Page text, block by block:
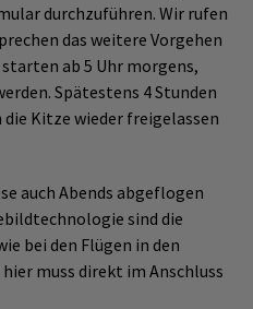
durchzuführen. Wir rufen
das weitere Vorgehen
ab 5 Uhr morgens,
Spätestens 4 Stunden
Kitze wieder freigelassen
auch Abends abgeflogen
sind die
bei den Flügen in den
muss direkt im Anschluss